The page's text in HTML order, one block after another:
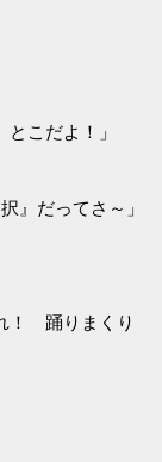
こだよ！」
』だってさ～」
！ 踊りまくり